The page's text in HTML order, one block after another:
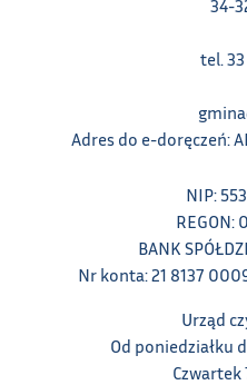
34-
tel.
Adres do e-doręczeń:
NIP:
REGON:
BANK
Nr konta: 21 8137
Urząd
Od poniedziałku
Czwartek